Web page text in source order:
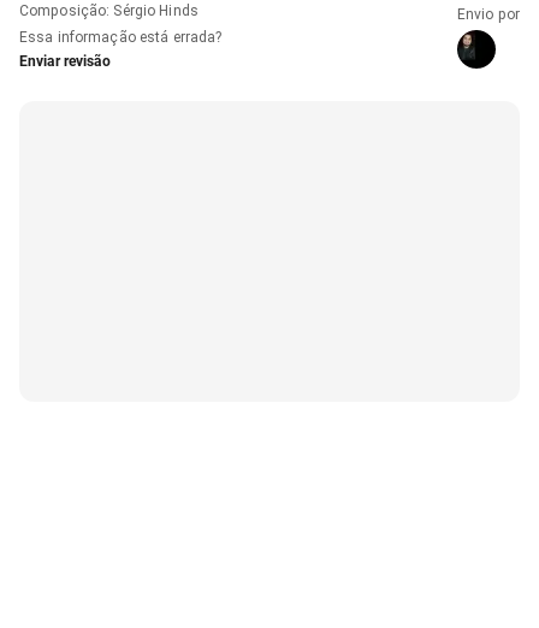
Composição: Sérgio Hinds
Essa informação está errada?
Enviar revisão
Envio por